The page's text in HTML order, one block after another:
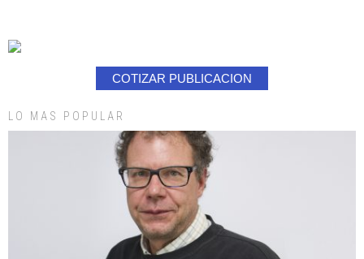
COTIZAR PUBLICACION
LO MAS POPULAR